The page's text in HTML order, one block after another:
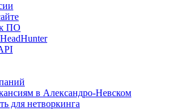
к ПО
в Александро-Невском
для нетворкинга